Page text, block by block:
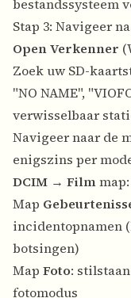
bestandssysteem
Stap 3: Navigeer
Open Verkenner
Zoek uw SD-
"NO NAME",
verwisselbaar
Navigeer naar de
enigszins per
DCIM → Film
Map
incidentopnamen
botsingen)
Map Foto:
fotomodus